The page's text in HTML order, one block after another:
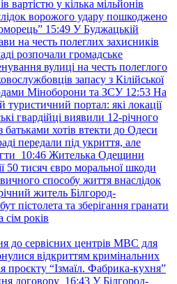
вартістю у кілька мільйонів
ворожого удару пошкоджено
15:49 У Буджацькій
на честь полеглих захисників
розпочали громадське
вулиці на честь полеглого
запасу з Кілійської
Міноборони та ЗСУ 12:53 На
портал: які локації
гвардійці виявили 12-річного
батьками хотів втекти до Одеси
передали під укриття, але
10:46 Жителька Одещини
50 тисяч євро моральної шкоди
способу життя внаслідок
житель Білгород-
пістолета та зберігання гранати
років
до сервісних центрів МВС для
відкриттям кримінальних
проєкту “Ізмаїл. Фабрика-кухня”
договору 16:43 У Білгород-